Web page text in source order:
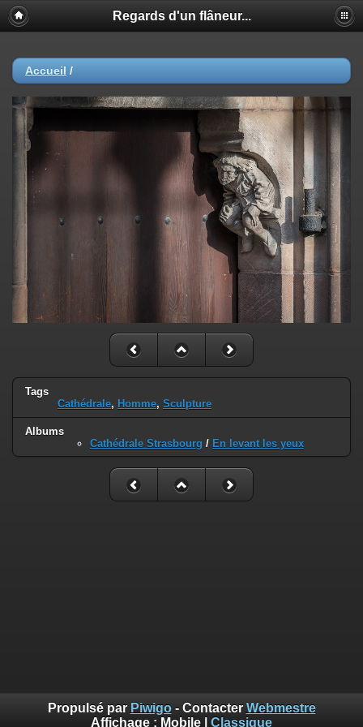
Regards d'un flâneur...
Accueil /
Tags
Cathédrale, Homme, Sculpture
Albums
Cathédrale Strasbourg / En levant les yeux
Propulsé par Piwigo- Contacter Webmestre
Affichage : Mobile Classique